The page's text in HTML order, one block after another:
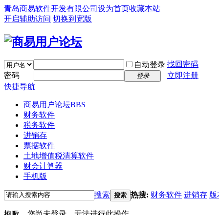
青岛商易软件开发有限公司 设为首页收藏本站
开启辅助访问 切换到宽版
自动登录 找回密码
密码
登录
立即注册
快捷导航
商易用户论坛BBS
财务软件
税务软件
进销存
票据软件
土地增值税清算软件
财会计算器
手机版
搜索 搜索 热搜: 财务软件 进销存 版